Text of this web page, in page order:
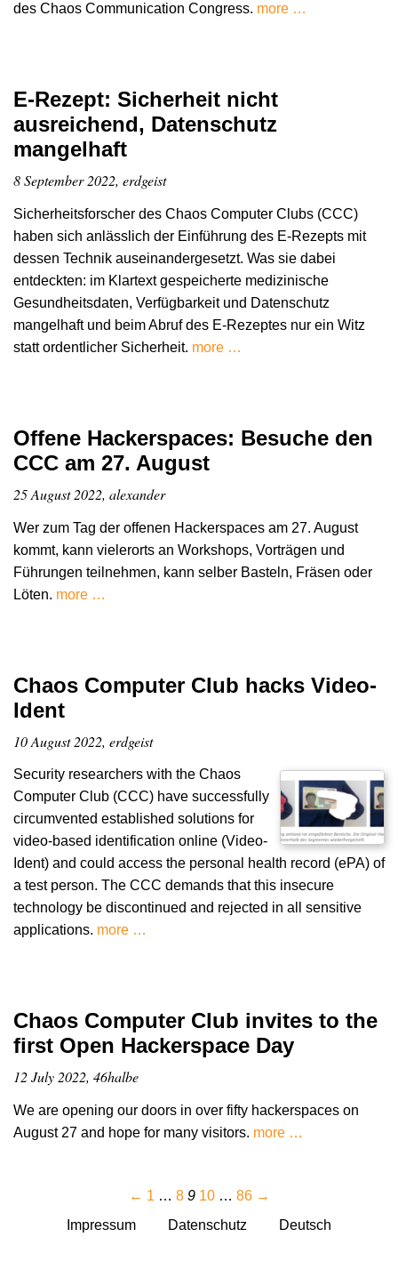
des Chaos Communication Congress. more …
E-Rezept: Sicherheit nicht
ausreichend, Datenschutz
mangelhaft
8 September 2022, erdgeist
Sicherheitsforscher des Chaos Computer Clubs (CCC)
haben sich anlässlich der Einführung des E-Rezepts mit
dessen Technik auseinandergesetzt. Was sie dabei
entdeckten: im Klartext gespeicherte medizinische
Gesundheitsdaten, Verfügbarkeit und Datenschutz
mangelhaft und beim Abruf des E-Rezeptes nur ein Witz
statt ordentlicher Sicherheit. more …
Offene Hackerspaces: Besuche den
CCC am 27. August
25 August 2022, alexander
Wer zum Tag der offenen Hackerspaces am 27. August
kommt, kann vielerorts an Workshops, Vorträgen und
Führungen teilnehmen, kann selber Basteln, Fräsen oder
Löten. more …
Chaos Computer Club hacks Video-
Ident
10 August 2022, erdgeist
Security researchers with the Chaos
Computer Club (CCC) have successfully
circumvented established solutions for
video-based identification online (Video-
Ident) and could access the personal health record (ePA) of
a test person. The CCC demands that this insecure
technology be discontinued and rejected in all sensitive
applications. more …
Chaos Computer Club invites to the
first Open Hackerspace Day
12 July 2022, 46halbe
We are opening our doors in over fifty hackerspaces on
August 27 and hope for many visitors. more …
← 1 … 8 9 10 … 86 →
Impressum
Datenschutz Deutsch